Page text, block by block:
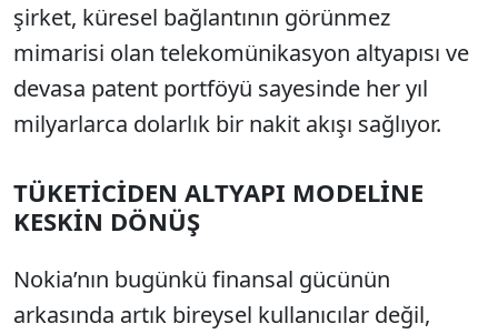
şirket, küresel bağlantının görünmez
mimarisi olan telekomünikasyon altyapısı ve
devasa patent portföyü sayesinde her yıl
milyarlarca dolarlık bir nakit akışı sağlıyor.
TÜKETİCİDEN ALTYAPI MODELİNE
KESKİN DÖNÜŞ
Nokia’nın bugünkü finansal gücünün
arkasında artık bireysel kullanıcılar değil,